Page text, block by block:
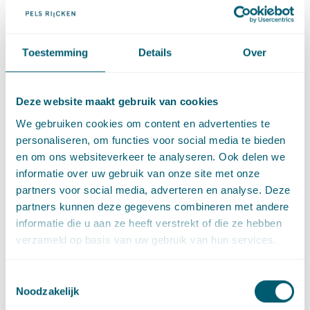
Toestemming Details Over
Deze website maakt gebruik van cookies
We gebruiken cookies om content en advertenties te
personaliseren, om functies voor social media te bieden
en om ons websiteverkeer te analyseren. Ook delen we
informatie over uw gebruik van onze site met onze
partners voor social media, adverteren en analyse. Deze
partners kunnen deze gegevens combineren met andere
informatie die u aan ze heeft verstrekt of die ze hebben
verzameld op basis van uw gebruik van hun services.
Noodzakelijk
maatregelen proportioneel en niet-discriminatoir zijn.
mogelijk de toeristische verhuur van woonruimte onder
aan het aantal vergunningen dat in een bepaald gebied kan
worden uitgegeven. Het is in dat geval noodzakelijk dat de
huisvestingsverordening voorziet in een eerlijke, transparante
en niet-discriminatoire verdelingsprocedure waarbij iedere
vorm van willekeur wordt uitgesloten. Dit tegen de
achtergrond van het gelijkheidsbeginsel, op basis waarvan
om in aanmerking te komen voor deze vergunningen. Slechts
woonruimten waar toeristische verhuur mag plaatsvinden.